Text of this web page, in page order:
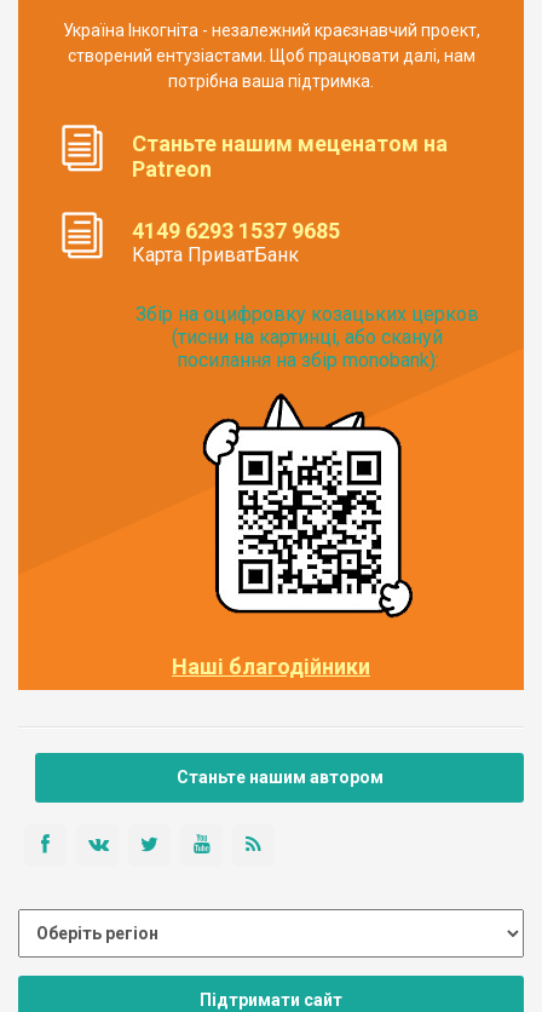
Україна Інкогніта - незалежний краєзнавчий проект,
створений ентузіастами. Щоб працювати далі, нам
потрібна ваша підтримка.
Станьте нашим меценатом на
Patreon
4149 6293 1537 9685
Карта ПриватБанк
Збір на оцифровку козацьких церков
(тисни на картинці, або скануй
посилання на збір monobank):
Наші благодійники
Станьте нашим автором
Підтримати сайт